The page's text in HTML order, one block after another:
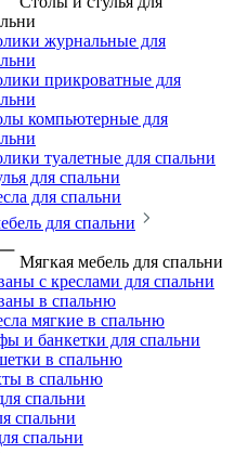
журнальные для
прикроватные для
компьютерные для
туалетные для спальни
для спальни
для спальни
для спальни
Мягкая мебель для спальни
с креслами для спальни
в спальню
мягкие в спальню
и банкетки для спальни
в спальню
в спальню
спальни
спальни
спальни